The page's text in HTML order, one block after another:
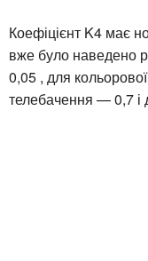
Коефіцієнт K4 має
вже було наведено
0,05 , для
телебачення — 0,7 і